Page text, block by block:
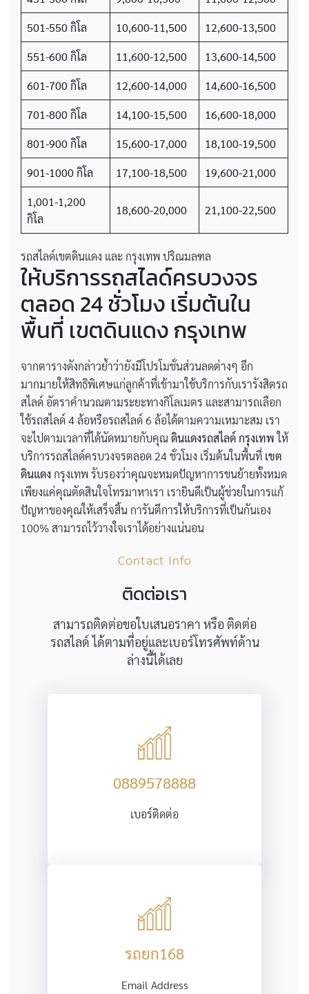
501-550 กิโล
10,600-11,500
12,600-13,500
551-600 กิโล
11,600-12,500
13,600-14,500
601-700 กิโล
12,600-14,000
14,600-16,500
701-800 กิโล
14,100-15,500
16,600-18,000
801-900 กิโล
15,600-17,000
18,100-19,500
901-1000 กิโล
17,100-18,500
19,600-21,000
1,001-1,200
กิโล
18,600-20,000 21,100-22,500
รถสไลด์เขตดินแดง และ กรุงเทพ ปริณมลฑล
ให้บริการรถสไลด์ครบวงจร
ตลอด 24 ชั่วโมง เริ่มต้นใน
พื้นที่ เขตดินแดง กรุงเทพ
จากตารางดังกล่าวย้ำว่ายังมีโปรโมชั่นส่วนลดต่างๆ อีก
มากมายให้สิทธิพิเศษแก่ลูกค้าที่เข้ามาใช้บริการกับเรารังสิตรถ
สไลด์ อัตราคำนวณตามระยะทางกิโลเมตร และสามารถเลือก
ใช้รถสไลด์ 4 ล้อหรือรถสไลด์ 6 ล้อได้ตามความเหมาะสม เรา
จะไปตามเวลาที่ได้นัดหมายกับคุณดินแดงรถสไลด์ กรุงเทพให้
บริการรถสไลด์ครบวงจรตลอด 24 ชั่วโมง เริ่มต้นในพื้นที่ เขต
ดินแดง กรุงเทพ รับรองว่าคุณจะหมดปัญหาการขนย้ายทั้งหมด
เพียงแค่คุณตัดสินใจโทรมาหาเรา เรายินดีเป็นผู้ช่วยในการแก้
ปัญหาของคุณให้เสร็จสิ้น การันตีการให้บริการที่เป็นกันเอง
100% สามารถไว้วางใจเราได้อย่างแน่นอน
Contact Info
ติดต่อเรา
สามารถติดต่อขอใบเสนอราคา หรือ ติดต่อ
รถสไลด์ ได้ตามที่อยู่และเบอร์โทรศัพท์ด้าน
ล่างนี้ได้เลย
0889578888
เบอร์ติดต่อ
รถยก168
Email Address